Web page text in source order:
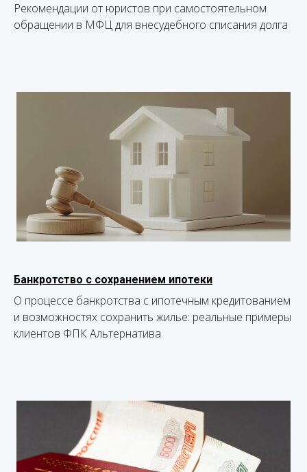
Рекомендации от юристов при самостоятельном
обращении в МФЦ для внесудебного списания долга
Банкротство с сохранением ипотеки
О процессе банкротства с ипотечным кредитованием
и возможностях сохранить жилье: реальные примеры
клиентов ФПК Альтернатива